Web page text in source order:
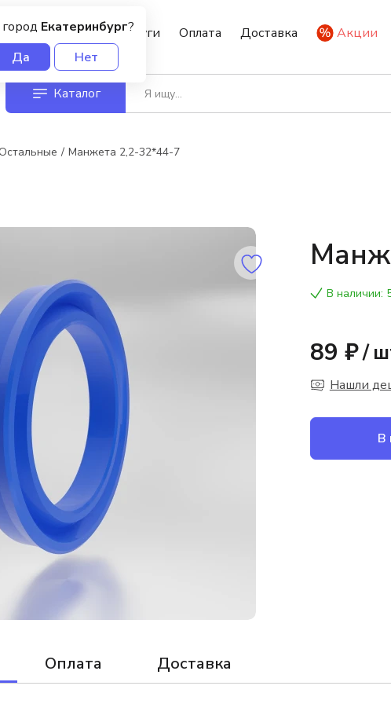
Екатеринбург?
Да
Нет
О нас Услуги Оплата Доставка Акции
Каталог
Остальные Манжета 2,2-32*44-7
В наличии:
89 ₽/
Нашли
В
Оплата Доставка